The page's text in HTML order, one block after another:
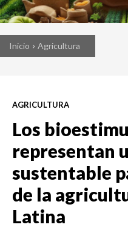
Inicio Agricultura
AGRICULTURA
Los
representan
sustentable
de la
Latina